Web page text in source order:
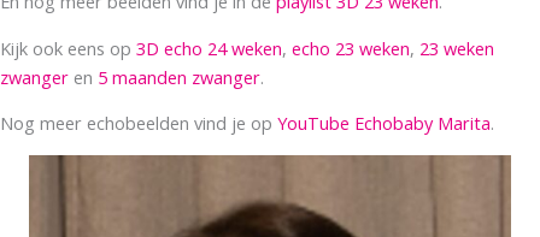
Kijk ook eens op 3D echo 24 weken, echo 23 weken, 23 weken
zwanger en 5 maanden zwanger.
Nog meer echobeelden vind je op YouTube Echobaby Marita.